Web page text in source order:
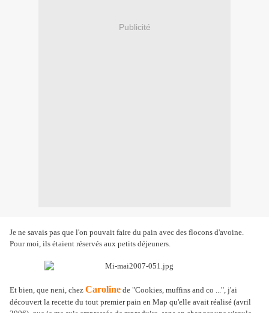
Publicité
Je ne savais pas que l'on pouvait faire du pain avec des flocons d'avoine.
Pour moi, ils étaient réservés aux petits déjeuners.
Et bien, que neni, chez Caroline de "Cookies, muffins and co ...", j'ai
découvert la recette du tout premier pain en Map qu'elle avait réalisé (avril